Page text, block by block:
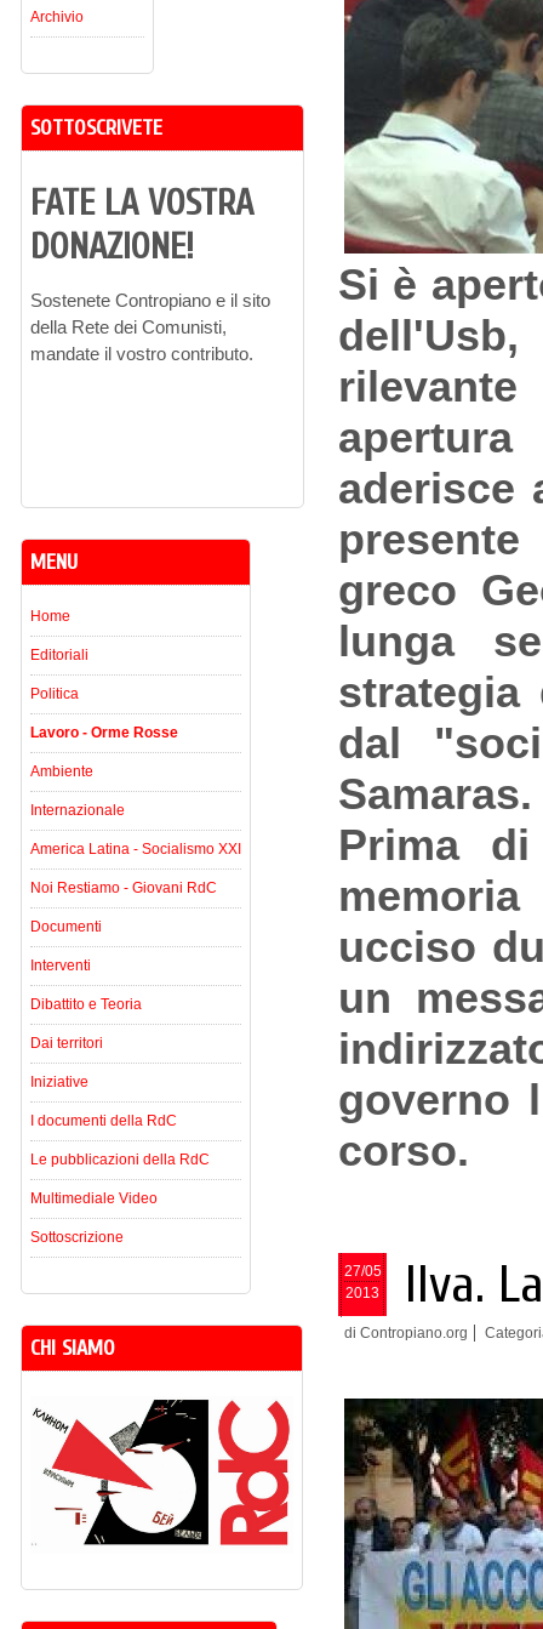
Si è
aderisce
greco
lunga
strategia
dal
Samaras.
Prima
ucciso
un
governo
corso.
27/05
2013
Ilva.
di Contropiano.org
Archivio
SOTTOSCRIVETE
FATE LA VOSTRA
DONAZIONE!
Sostenete Contropiano e il sito
della Rete dei Comunisti,
mandate il vostro contributo.
MENU
Home
Editoriali
Politica
Lavoro - Orme Rosse
Ambiente
Internazionale
America Latina - Socialismo XXI
Noi Restiamo - Giovani RdC
Documenti
Interventi
Dibattito e Teoria
Dai territori
Iniziative
I documenti della RdC
Le pubblicazioni della RdC
Multimediale Video
Sottoscrizione
CHI SIAMO